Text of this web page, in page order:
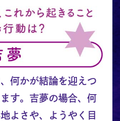
何かが結論を迎えつ
す。吉夢の場合、何
よさや、ようやく目